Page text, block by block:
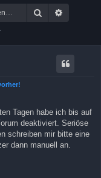
Suche
Tagen habe ich bis auf
deaktiviert. Seriöse
schreiben mir bitte eine
dann manuell an.